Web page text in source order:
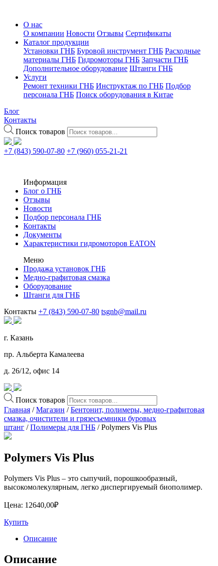
О нас
О компании Новости Отзывы Сертификаты
Каталог продукции
Установки ГНБ Буровой инструмент ГНБ Расходные
материалы ГНБ Гидромоторы ГНБ Запчасти ГНБ
Дополнительное оборудование Штанги ГНБ
Услуги
Ремонт техники ГНБ Инструктаж по ГНБ Подбор
персонала ГНБ Поиск оборудования в Китае
Блог
Контакты
Поиск товаров
+7 (843) 590-07-80 +7 (960) 055-21-21
Информация
Блог о ГНБ
Отзывы
Новости
Подбор персонала ГНБ
Контакты
Документы
Характеристики гидромоторов EATON
Меню
Продажа установок ГНБ
Медно-графитовая смазка
Оборудование
Штанги для ГНБ
Контакты +7 (843) 590-07-80 tsgnb@mail.ru
г. Казань
пр. Альберта Камалеева
д. 26/12, офис 14
Поиск товаров
Главная /Магазин /Бентонит, полимеры, медно-графитовая
смазка, очистители и грязесъемники буровых
штанг /Полимеры для ГНБ / Polymers Vis Plus
Polymers Vis Plus
Polymers Vis Plus – это сыпучий, порошкообразный,
высокомолекулярным, легко диспергируемый биополимер.
Цена: 12640,00₽
Купить
Описание
Описание